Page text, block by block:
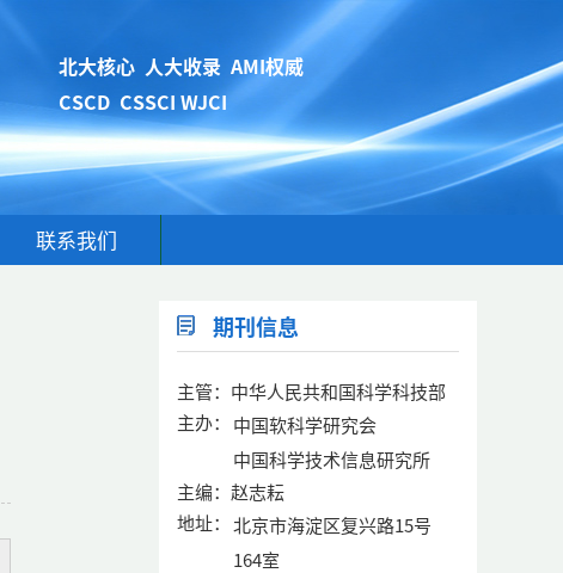
北大核心 人大收录 AMI权威
CSCD CSSCI WJCI
联系我们
期刊信息
主管：中华人民共和国科学科技部
主办：
中国软科学研究会
中国科学技术信息研究所
主编：赵志耘
地址： 北京市海淀区复兴路15号
164室